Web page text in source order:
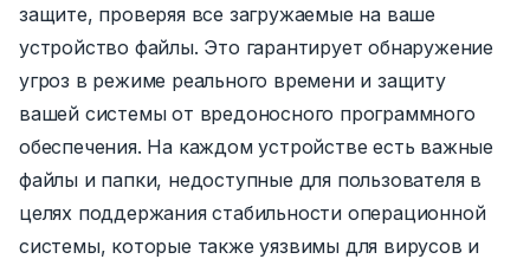
защите, проверяя все загружаемые на ваше
устройство файлы. Это гарантирует обнаружение
угроз в режиме реального времени и защиту
вашей системы от вредоносного программного
обеспечения. На каждом устройстве есть важные
файлы и папки, недоступные для пользователя в
целях поддержания стабильности операционной
системы, которые также уязвимы для вирусов и